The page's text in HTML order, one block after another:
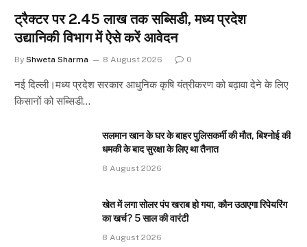
ट्रैक्टर पर 2.45 लाख तक सब्सिडी, मध्य प्रदेश
उद्यानिकी विभाग में ऐसे करें आवेदन
By Shweta Sharma 8 August 2026 0
नई दिल्ली।मध्य प्रदेश सरकार आधुनिक कृषि यंत्रीकरण को बढ़ावा देने के लिए
किसानों को सब्सिडी…
सलमान खान के घर के बाहर पुलिसकर्मी की मौत, बिश्नोई की
धमकी के बाद सुरक्षा के लिए था तैनात
8 August 2026
खेत में लगा सोलर पंप खराब हो गया, कौन उठाएगा रिपेयरिंग
का खर्च? 5 साल की वारंटी
8 August 2026